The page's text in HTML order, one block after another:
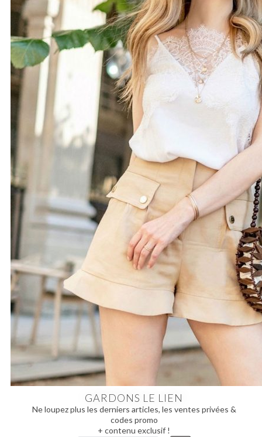
GARDONS LE LIEN
Ne loupez plus les derniers articles, les ventes privées &
codes promo
+ contenu exclusif !